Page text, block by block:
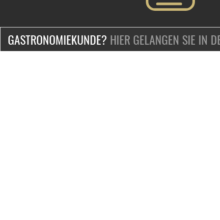
GASTRONOMIEKUNDE? HIER GELANGEN SIE IN